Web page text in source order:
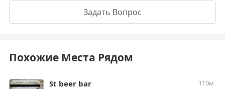
Задать Вопрос
Похожие Места Рядом
St beer bar
110м